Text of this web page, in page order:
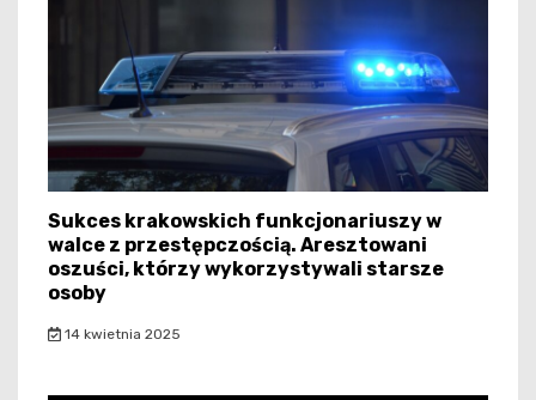
Sukces krakowskich funkcjonariuszy w
walce z przestępczością. Aresztowani
oszuści, którzy wykorzystywali starsze
osoby
14 kwietnia 2025